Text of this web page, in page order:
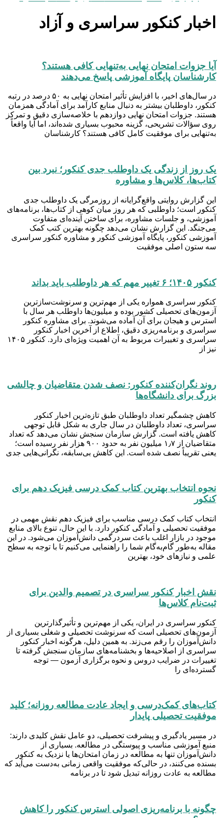
اخبار کنکور سراسری و آزاد
آیا جزوات امتحان نهایی به‌تنهایی کافی هستند؟
کارشناسان پایگاه آموزشی پاسخ می‌دهند
در سال‌های اخیر، با افزایش تأثیر امتحان نهایی به ۵۰ درصد در رتبه
کنکور، داوطلبان بیشتر به دنبال منابع کارآمد برای آمادگی همزمان
هستند. جزوات امتحان نهایی دوازدهم با خلاصه‌سازی دقیق و تمرکز
روی سؤالات تشریحی، گزینه محبوب بسیاری شده‌اند، اما آیا واقعاً
به‌تنهایی برای موفقیت کامل کافی هستند؟ کارشناسان
یک روز از زندگی یک داوطلب جدی کنکور؛ نبرد بین
کتاب‌ها، کلاس‌ها و مشاوره
این گزارش روایتی واقع‌گرایانه از روزمرگی یک داوطلب جدی
کنکور است؛ داوطلبی که هر روز میان کوهی از کتاب‌ها، برنامه‌های
آموزشی، و جلسات مشاوره، برای ساختن آینده‌ای متفاوت
می‌جنگد. این گزارش نشان می‌دهد چگونه بهترین کتب کمک
آموزشی کنکور، پایگاه آموزشی کنکور و مشاوره کنکور سراسری
سه ستون اصلی موفقیت
کنکور ۱۴۰۵؛ ۶ تغییر مهم که هر داوطلب باید بداند
کنکور سراسری همواره یکی از مهم‌ترین و سرنوشت‌سازترین
آزمون‌های تحصیلی کشور بوده و میلیون‌ها داوطلب هر سال با
استرس و هیجان برای آن آماده می‌شوند. برای مشاوره کنکور
سراسری و برنامه‌ریزی دقیق، اطلاع از آخرین اخبار کنکور
سراسری و تغییرات مربوط به آن اهمیت ویژه‌ای دارد. کنکور ۱۴۰۵
نیز از
روند نگران‌کننده کنکور: نصف شدن متقاضیان و چالشی
بزرگ برای دانشگاه‌ها
کاهش چشمگیر تعداد داوطلبان طبق تازه‌ترین اخبار کنکور
سراسری، تعداد داوطلبان در سال جاری به شکل قابل توجهی
کاهش یافته است. گزارش سازمان سنجش نشان می‌دهد که تعداد
متقاضیان از ۱٫۷ میلیون نفر به حدود ۹۰۰ هزار نفر رسیده است؛
یعنی تقریباً نصف شده است. این کاهش بی‌سابقه، نگرانی‌هایی جدی
نحوه انتخاب بهترین کتاب کمک درسی فیزیک دهم برای
کنکور
انتخاب کتاب کمک‌ درسی مناسب برای فیزیک دهم نقش مهمی در
موفقیت تحصیلی و آمادگی کنکور دارد. با این حال، تنوع بالای منابع
موجود در بازار اغلب باعث سردرگمی دانش‌آموزان می‌شود. در این
مقاله به‌طور گام‌به‌گام شما را راهنمایی می‌کنیم تا با توجه به سطح
علمی و نیازهای خود، بهترین
نقش اخبار کنکور سراسری در تصمیم والدین برای
ثبت‌نام کلاس‌ها
کنکور سراسری در ایران، یکی از مهم‌ترین و تأثیرگذارترین
آزمون‌های تحصیلی است که سرنوشت تحصیلی و شغلی بسیاری از
دانش‌آموزان را رقم می‌زند. به همین دلیل، هرگونه اخبار کنکور
سراسری از اصلاحیه‌ها و بخشنامه‌های سازمان سنجش گرفته تا
تغییرات در ضرایب دروس و نحوه برگزاری آزمون — توجه
گسترده‌ای را
کتاب‌های کمک‌درسی و ایجاد عادت مطالعه روزانه؛ کلید
موفقیت تحصیلی پایدار
در مسیر یادگیری و پیشرفت تحصیلی، دو عامل نقش کلیدی دارند:
منبع آموزشی مناسب و پیوستگی در مطالعه. بسیاری از
دانش‌آموزان تنها به مطالعه در زمان امتحان‌ها یا نزدیک به کنکور
بسنده می‌کنند، در حالی‌که موفقیت واقعی زمانی به‌دست می‌آید که
مطالعه به عادت روزانه تبدیل شود تا در برنامه
چگونه با برنامه‌ریزی اصولی استرس کنکور را کاهش